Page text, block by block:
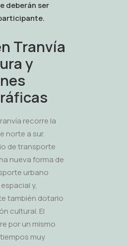
deberán ser
Tranvía
y
recorre la
norte a sur.
de transporte
nueva forma de
urbano
y,
también dotarlo
cultural. El
por un mismo
muy